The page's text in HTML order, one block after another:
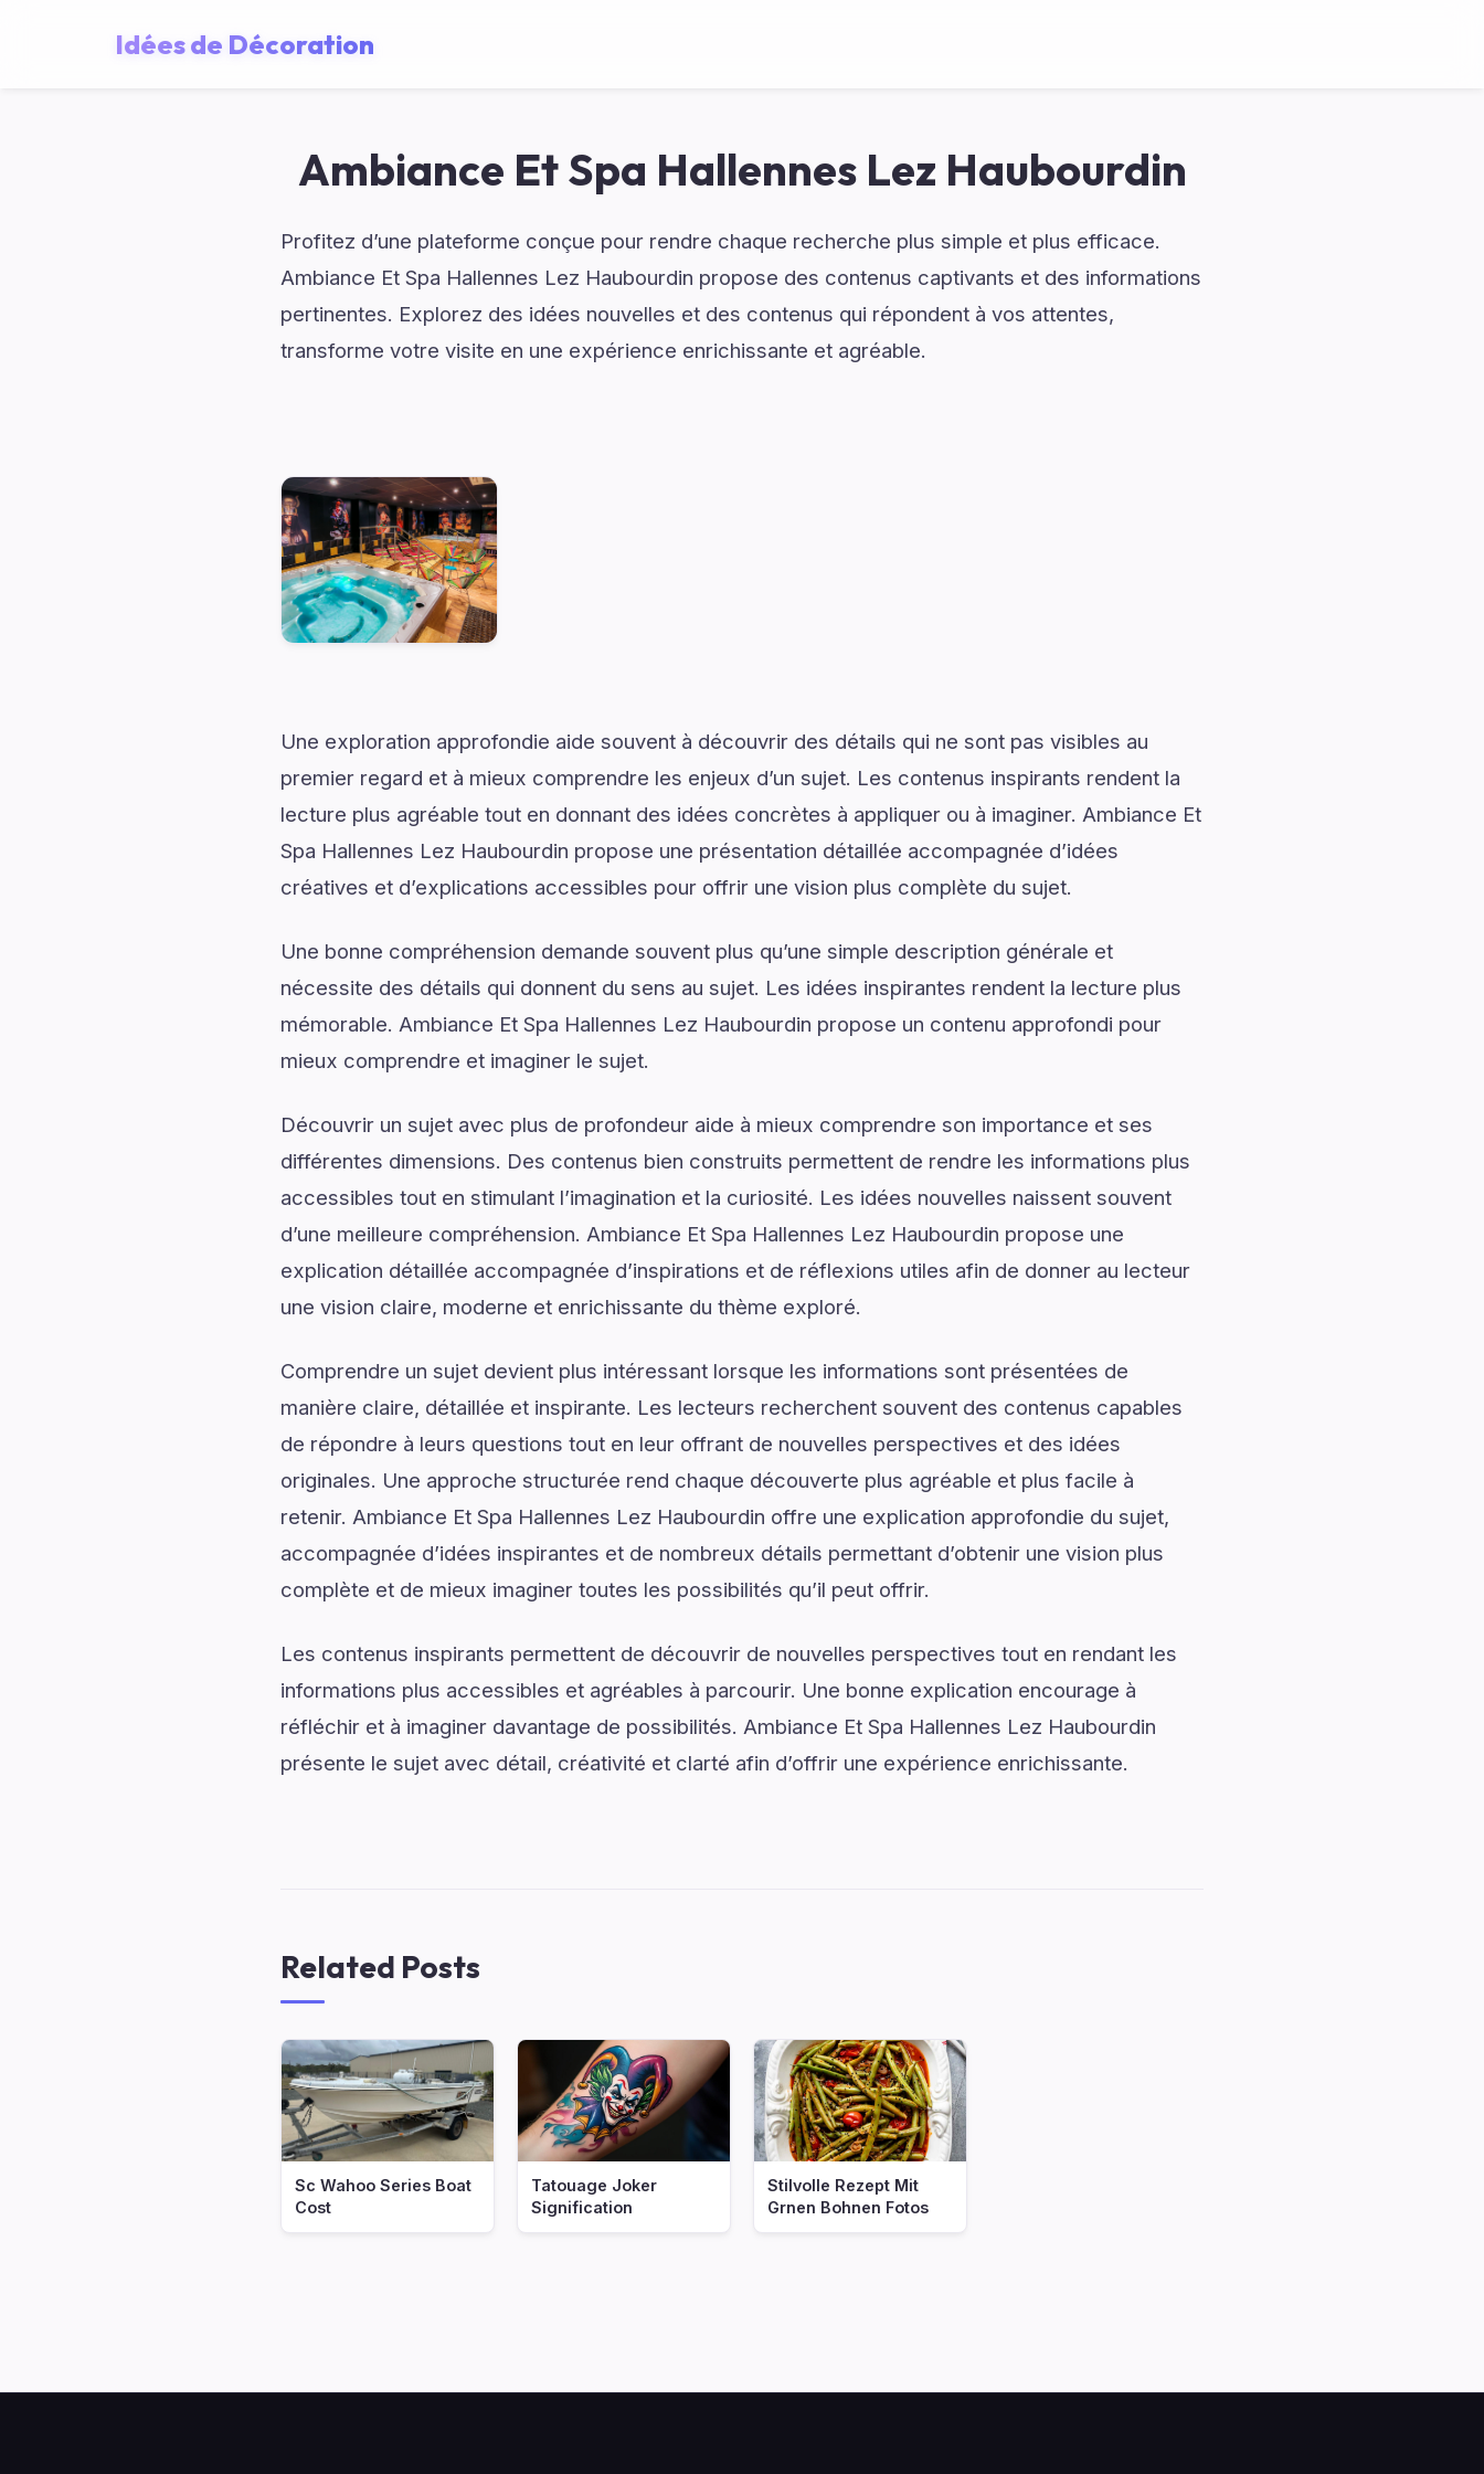
Idées de Décoration
Ambiance Et Spa Hallennes Lez Haubourdin
Profitez d’une plateforme conçue pour rendre chaque recherche plus simple et plus efficace.
Ambiance Et Spa Hallennes Lez Haubourdin propose des contenus captivants et des informations
pertinentes. Explorez des idées nouvelles et des contenus qui répondent à vos attentes,
transforme votre visite en une expérience enrichissante et agréable.
Une exploration approfondie aide souvent à découvrir des détails qui ne sont pas visibles au
premier regard et à mieux comprendre les enjeux d’un sujet. Les contenus inspirants rendent la
lecture plus agréable tout en donnant des idées concrètes à appliquer ou à imaginer. Ambiance Et
Spa Hallennes Lez Haubourdin propose une présentation détaillée accompagnée d’idées
créatives et d’explications accessibles pour offrir une vision plus complète du sujet.
Une bonne compréhension demande souvent plus qu’une simple description générale et
nécessite des détails qui donnent du sens au sujet. Les idées inspirantes rendent la lecture plus
mémorable. Ambiance Et Spa Hallennes Lez Haubourdin propose un contenu approfondi pour
mieux comprendre et imaginer le sujet.
Découvrir un sujet avec plus de profondeur aide à mieux comprendre son importance et ses
différentes dimensions. Des contenus bien construits permettent de rendre les informations plus
accessibles tout en stimulant l’imagination et la curiosité. Les idées nouvelles naissent souvent
d’une meilleure compréhension. Ambiance Et Spa Hallennes Lez Haubourdin propose une
explication détaillée accompagnée d’inspirations et de réflexions utiles afin de donner au lecteur
une vision claire, moderne et enrichissante du thème exploré.
Comprendre un sujet devient plus intéressant lorsque les informations sont présentées de
manière claire, détaillée et inspirante. Les lecteurs recherchent souvent des contenus capables
de répondre à leurs questions tout en leur offrant de nouvelles perspectives et des idées
originales. Une approche structurée rend chaque découverte plus agréable et plus facile à
retenir. Ambiance Et Spa Hallennes Lez Haubourdin offre une explication approfondie du sujet,
accompagnée d’idées inspirantes et de nombreux détails permettant d’obtenir une vision plus
complète et de mieux imaginer toutes les possibilités qu’il peut offrir.
Les contenus inspirants permettent de découvrir de nouvelles perspectives tout en rendant les
informations plus accessibles et agréables à parcourir. Une bonne explication encourage à
réfléchir et à imaginer davantage de possibilités. Ambiance Et Spa Hallennes Lez Haubourdin
présente le sujet avec détail, créativité et clarté afin d’offrir une expérience enrichissante.
Related Posts
Sc Wahoo Series Boat
Cost
Tatouage Joker
Signification
Stilvolle Rezept Mit
Grnen Bohnen Fotos